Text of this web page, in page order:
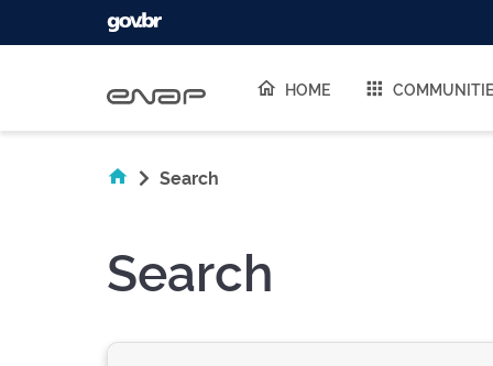
HOME
Search
Search